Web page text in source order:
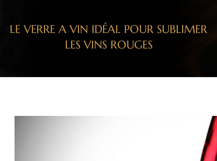
LE VERRE A VIN IDÉAL POUR SUBLIMER
LES VINS ROUGES